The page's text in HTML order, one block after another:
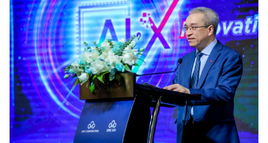
Tư vấn
Chuyên mục khác
Emagazine Podcast
Photo Infographic
Video Shorts video